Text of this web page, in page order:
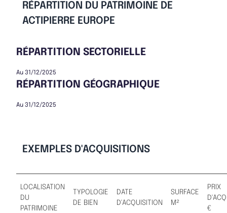
RÉPARTITION DU PATRIMOINE DE
ACTIPIERRE EUROPE
RÉPARTITION SECTORIELLE
Au 31/12/2025
RÉPARTITION GÉOGRAPHIQUE
Au 31/12/2025
EXEMPLES D'ACQUISITIONS
LOCALISATION
DU
PATRIMOINE
TYPOLOGIE
DE BIEN
DATE
D'ACQUISITION
SURFACE
M²
PRIX
€